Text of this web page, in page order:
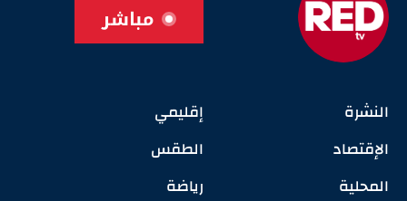
مباشر
النشرة
الإقتصاد
المحلية
إقليمي
الطقس
رياضة